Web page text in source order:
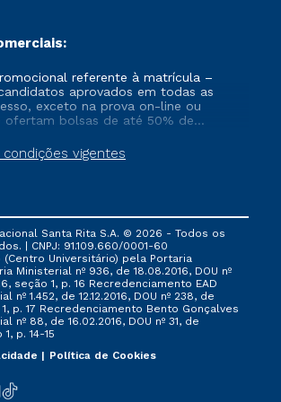
vigentes
referente à matrícula –
aprovados em todas as
exceto na prova on-line ou
ofertam bolsas de até 50% de
efetivado e/ou não tenham
sua matrícula em uma das
programas governamentais, e
com nenhuma outra campanha
Santa Rita S.A. © 2026 - Todos os
| CNPJ: 91.109.660/0001-60
(Centro Universitário) pela Portaria
Ministerial nº 936, de 18.08.2016, DOU nº
seção 1, p. 16 Recredenciamento EAD
nº 1.452, de 12.12.2016, DOU nº 238, de
1, p. 17 Recredenciamento Bento Gonçalves
nº 88, de 16.02.2016, DOU nº 31, de
p. 14-15
Política de Cookies